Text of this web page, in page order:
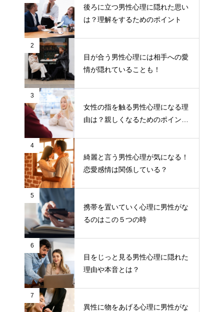
後ろに立つ男性心理に隠れた思い
は？理解をするためのポイント
2
目が合う男性心理には相手への愛
情が隠れていることも！
3
女性の指を触る男性心理になる理
由は？親しくなるためのポイント
4
綺麗と言う男性心理が気になる！
恋愛感情は関係している？
5
携帯を置いていく心理に男性がな
るのはこの５つの時
6
目をじっと見る男性心理に隠れた
理由や本音とは？
7
異性に物をあげる心理に男性がな